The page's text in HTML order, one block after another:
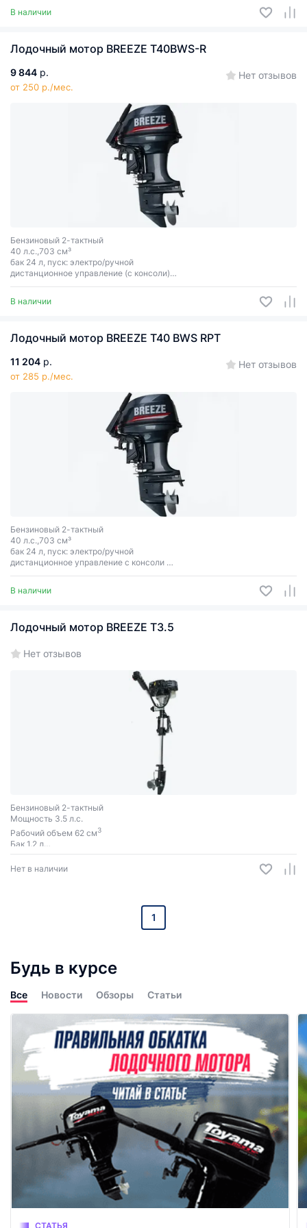
В наличии
Лодочный мотор BREEZE T40BWS-R
9 844 р.
от 250 р./мес.
Нет отзывов
Бензиновый 2-тактный
40 л.с.,703 см³
бак 24 л, пуск: электро/ручной
дистанционное управление (с консоли)
машинка газ-реверс (система тросов)
В наличии
Лодочный мотор BREEZE T40 BWS RPT
11 204 р.
от 285 р./мес.
Нет отзывов
Бензиновый 2-тактный
40 л.с.,703 см³
бак 24 л, пуск: электро/ручной
дистанционное управление с консоли
машинка газ - реверс
высота транца: 381 мм.
В наличии
Лодочный мотор BREEZE T3.5
Нет отзывов
Бензиновый 2-тактный
Мощность 3.5 л.с.
Рабочий объем 62 см3
Бак 1.2 л
Ручной запуск
Нет в наличии
1
Будь в курсе
Все Новости Обзоры Статьи
СТАТЬЯ